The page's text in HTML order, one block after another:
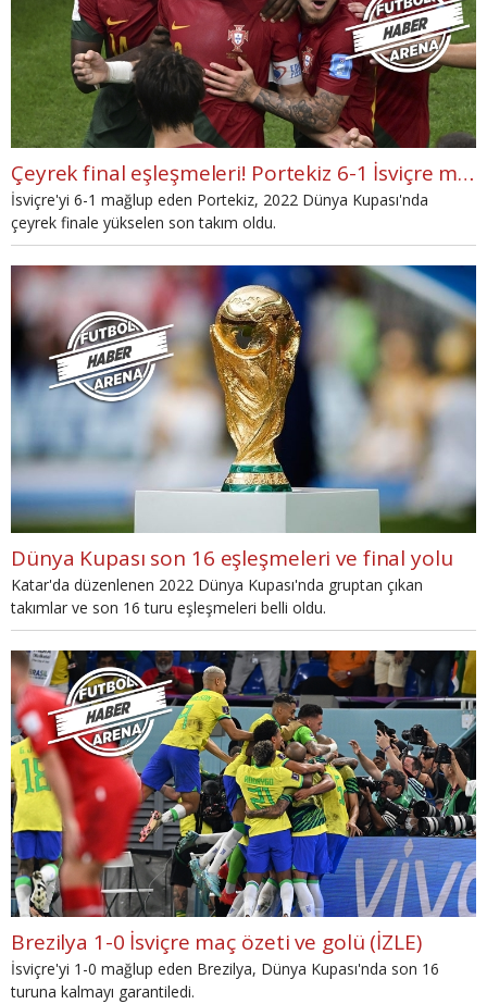
Çeyrek final eşleşmeleri! Portekiz 6-1 İsviçre maç özeti (İZLE)
İsviçre'yi 6-1 mağlup eden Portekiz, 2022 Dünya Kupası'nda
çeyrek finale yükselen son takım oldu.
Dünya Kupası son 16 eşleşmeleri ve final yolu
Katar'da düzenlenen 2022 Dünya Kupası'nda gruptan çıkan
takımlar ve son 16 turu eşleşmeleri belli oldu.
Brezilya 1-0 İsviçre maç özeti ve golü (İZLE)
İsviçre'yi 1-0 mağlup eden Brezilya, Dünya Kupası'nda son 16
turuna kalmayı garantiledi.